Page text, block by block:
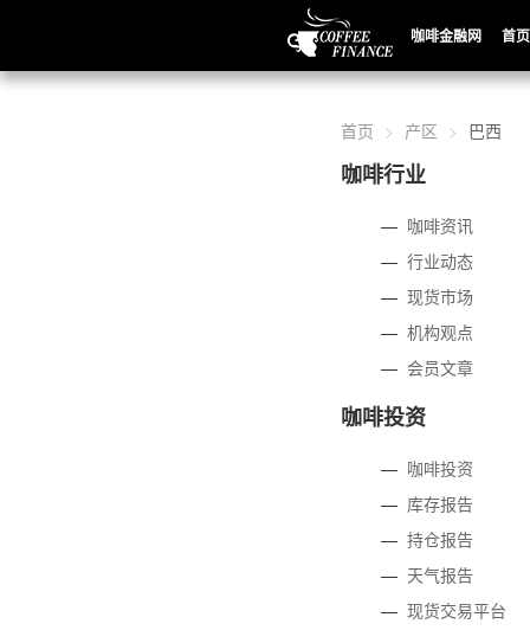
咖啡金融网 首页
首页 产区 巴西
咖啡行业
— 咖啡资讯
—行业动态
—现货市场
—机构观点
—会员文章
咖啡投资
— 咖啡投资
— 库存报告
—持仓报告
— 天气报告
—现货交易平台